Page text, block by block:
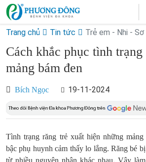
Trang chủ Tin tức Trẻ em - Nhi - Sơ
Cách khắc phục tình
mảng bám đen
Bích Ngọc 19-11-2024
Tình trạng răng trẻ xuất hiện những
bậc phụ huynh cảm thấy lo lắng. Răng bé
từ nhiều nguyên nhân khác nhau. Vậy